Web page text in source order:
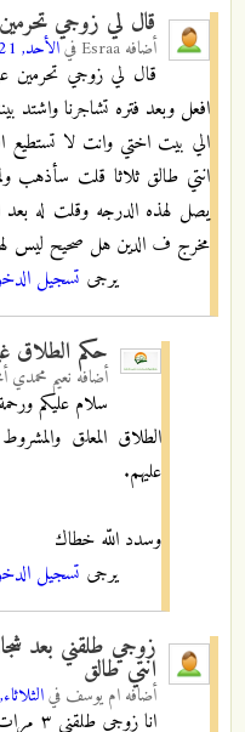
قال لي زوجي
أضافه Esraa فيالأحد, 23/05/2021 - 05:33
قال لي زوجي تحرمين
افعل وبعد فتره تشاجرنا واشتد
الي بيت اختي وانت لا تستطيع
انتي طالق ثلاثا قلت سأذهب
يصل لهذه الدرجه وقلت له
مخرج ف الدين هل صحيح ليس
يرجى تسجيل
حكم الطلاق
أضافه نعيم محمدي
سلام علیکم
الطلاق المعلق
علیهم.
وسدد اللّه خطاك
يرجى تسجيل
زوجي طلقني بعد
انتي طالق
أضافه ام يوسف فيالثلاثاء, 01/06/2021 - 14:32
انا زوجي طلقني ٣ مرات